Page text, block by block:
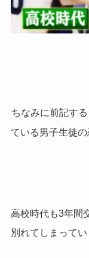
ちなみに前記す
ている男子生徒の
高校時代も3年間
別れてしまってい